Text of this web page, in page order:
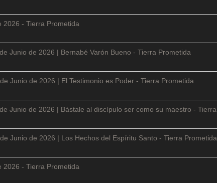
2026 - Tierra Prometida
Junio de 2026 | Bernabé Varón Bueno - Tierra Prometida
Junio de 2026 | El Testimonio es Poder - Tierra Prometida
Junio de 2026 | Bástale al discípulo ser como su maestro - Tierra
Junio de 2026 | Los Hechos del Espíritu Santo - Tierra Prometida
2026 - Tierra Prometida